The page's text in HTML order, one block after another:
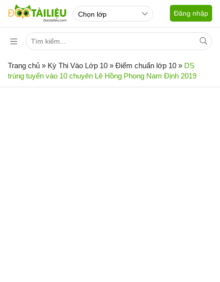
Đăng nhập
Trang chủ » Kỳ Thi Vào Lớp 10 » Điểm chuẩn lớp 10 » DS
trúng tuyển vào 10 chuyên Lê Hồng Phong Nam Định 2019